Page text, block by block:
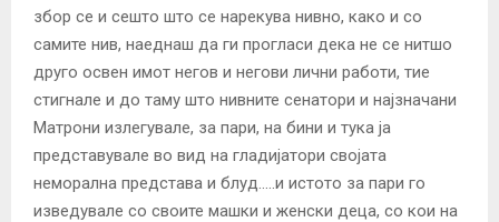
збор се и сешто што се нарекува нивно, како и со
самите нив, наеднаш да ги прогласи дека не се нитшо
друго освен имот негов и негови лични работи, тие
стигнале и до таму што нивните сенатори и најзначани
Матрони излегувале, за пари, на бини и тука ја
представувале во вид на гладијатори својата
неморална представа и блуд…..и истото за пари го
изведувале со своите машки и женски деца, со кои на